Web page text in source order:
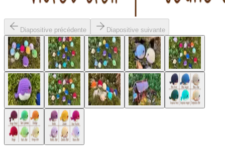
Diapositive précédente Diapositive suivante